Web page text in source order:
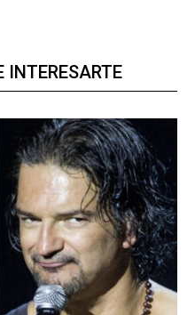
INTERESARTE